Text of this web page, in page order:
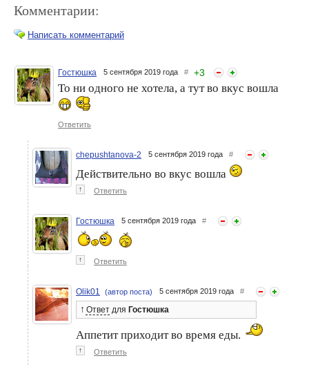
Ксения Собчак опять
беременна
Ксении Собчак не
Максим Виторган ревнует
Ксению Собчак
Комментарии:
Написать комментарий
Гостюшка 5 сентября 2019 года # +3
То ни одного не хотела, а тут во вкус вошла
Ответить
chepushtanova-2 5 сентября 2019 года #
Действительно во вкус вошла
↑ Ответить
Гостюшка 5 сентября 2019 года #
↑ Ответить
Olik01 (автор поста) 5 сентября 2019 года #
↑ Ответ для Гостюшка
Аппетит приходит во время еды.
↑ Ответить